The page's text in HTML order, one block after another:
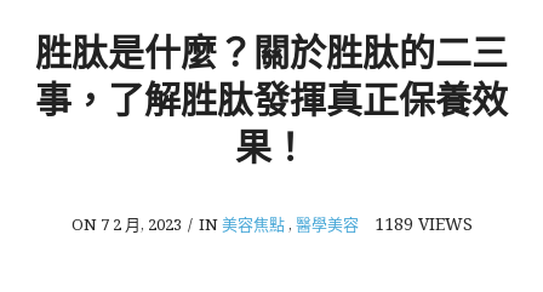
胜肽是什麼？關於胜肽的二三
事，了解胜肽發揮真正保養效
果！
ON 7 2 月, 2023 / IN美容焦點, 醫學美容 1189 VIEWS